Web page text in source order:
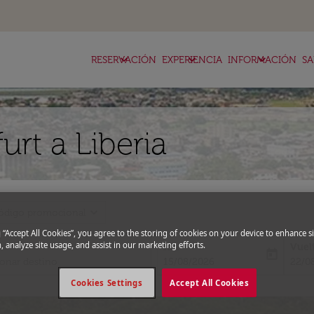
RESERVACIÓN
keyboard_arrow_down EXPERIENCIA
keyboard_arrow_down INFORMACIÓN
keyboard_arrow_down
a Liberia
Ida
fc-
“Accept All Cookies”, you agree to the storing of cookies on your device to enhance
analyze site usage, and assist in our marketing efforts.
Accept All Cookies
Cookies Settings